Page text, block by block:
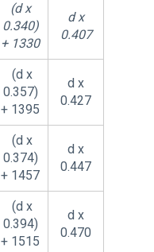
(d x
0.340)
+ 1330
d x
0.407
(d x
0.357)
+ 1395
d x
0.427
(d x
0.374)
+ 1457
d x
0.447
(d x
0.394)
+ 1515
d x
0.470